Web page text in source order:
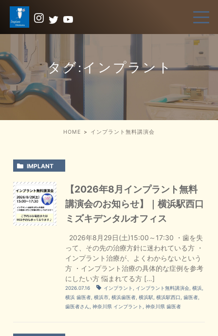
タグ:インプラント
HOME インプラント無料講演会
IMPLANT
【2026年8月インプラント無料
講演会のお知らせ】｜横浜駅西口
ミズキデンタルオフィス
2026年8月29日(土)15:00～17:30 ・歯を失
って、その先の治療方針に迷われている方 ・
インプラント治療が、よくわからないという
方 ・インプラント治療の具体的な症例を参考
にしたい方 悩まれてる方 […]
2026.07.16 インプラント インプラント無料講演会 ,横浜
横浜 歯医者 ,横浜市 ,横浜歯医者 ,横浜駅 ,横浜駅西口 ,歯医者
歯医者さん
,神奈川県 インプラント ,神奈川県 歯医者